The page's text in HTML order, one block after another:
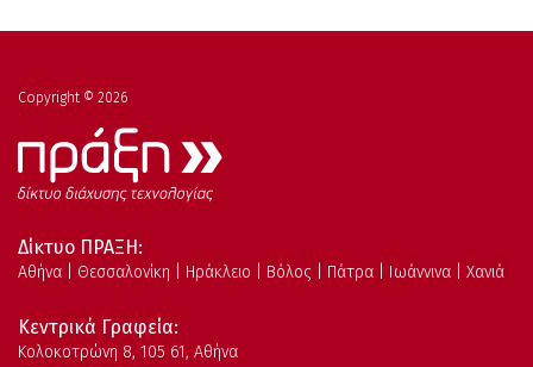
Copyright © 2026
Δίκτυο ΠΡΑΞΗ:
Αθήνα | Θεσσαλονίκη | Ηράκλειο | Βόλος | Πάτρα | Ιωάννινα | Χανιά
Κεντρικά Γραφεία:
Kολοκοτρώνη 8, 105 61, Αθήνα